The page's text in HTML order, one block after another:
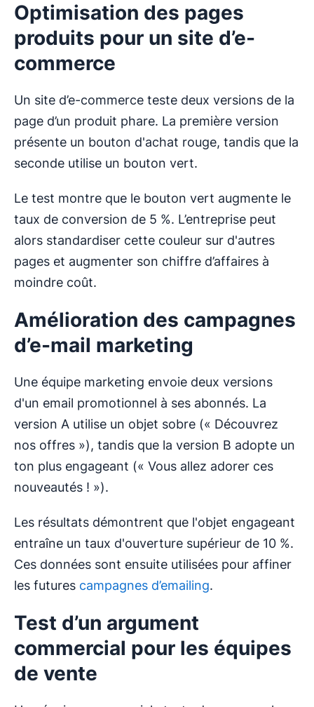
Optimisation des pages
produits pour un site d’e-
commerce
Un site d’e-commerce teste deux versions de la
page d’un produit phare. La première version
présente un bouton d'achat rouge, tandis que la
seconde utilise un bouton vert.
Le test montre que le bouton vert augmente le
taux de conversion de 5 %. L’entreprise peut
alors standardiser cette couleur sur d'autres
pages et augmenter son chiffre d’affaires à
moindre coût.
Amélioration des campagnes
d’e-mail marketing
Une équipe marketing envoie deux versions
d'un email promotionnel à ses abonnés. La
version A utilise un objet sobre (« Découvrez
nos offres »), tandis que la version B adopte un
ton plus engageant (« Vous allez adorer ces
nouveautés ! »).
Les résultats démontrent que l'objet engageant
entraîne un taux d'ouverture supérieur de 10 %.
Ces données sont ensuite utilisées pour affiner
les futures campagnes d’emailing.
Test d’un argument
commercial pour les équipes
de vente